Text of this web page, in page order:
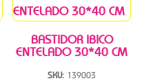
BASTIDOR IBICO
ENTELADO 30*40 CM
SKU: 139003